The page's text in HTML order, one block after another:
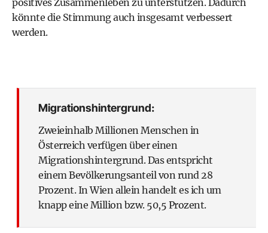
könnte die Stimmung auch insgesamt verbessert
werden.
Migrationshintergrund:
Zweieinhalb Millionen Menschen in
Österreich verfügen über einen
Migrationshintergrund. Das entspricht
einem Bevölkerungsanteil von rund 28
Prozent. In Wien allein handelt es ich um
knapp eine Million bzw. 50,5 Prozent.